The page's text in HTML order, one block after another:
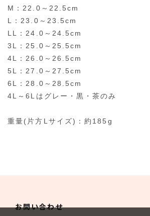
M：22.0～22.5cm
L：23.0～23.5cm
LL：24.0～24.5cm
3L：25.0～25.5cm
4L：26.0～26.5cm
5L：27.0～27.5cm
6L：28.0～28.5cm
4L～6Lはグレー・黒・茶のみ
重量(片方Lサイズ)：約185g
お問い合わせ